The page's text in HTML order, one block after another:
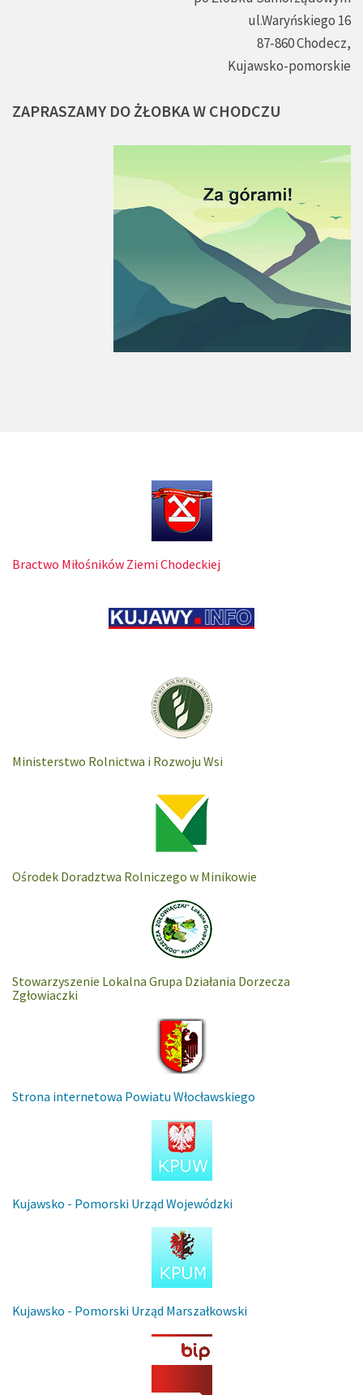
ul.Waryńskiego 16
87-860 Chodecz,
Kujawsko-pomorskie
ZAPRASZAMY DOŻŁOBKAW CHODCZU
Bractwo Miłośników Ziemi Chodeckiej
Ministerstwo Rolnictwa i Rozwoju Wsi
Ośrodek Doradztwa Rolniczego w Minikowie
Stowarzyszenie Lokalna Grupa Działania Dorzecza
Zgłowiaczki
Strona internetowa Powiatu Włocławskiego
Kujawsko - Pomorski Urząd Wojewódzki
Kujawsko - Pomorski Urząd Marszałkowski